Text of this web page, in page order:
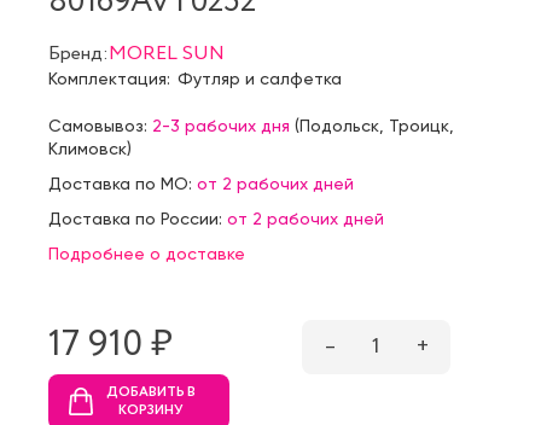
Бренд:MOREL SUN
Комплектация: Футляр и салфетка
Самовывоз: 2-3 рабочих дня (Подольск Троицк
Климовск)
Доставка по МО: от 2 рабочих дней
Доставка по России: от 2 рабочих дней
Подробнее о доставке
17 910 ₷ – 1 +
ДОБАВИТЬ В
КОРЗИНУ